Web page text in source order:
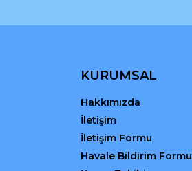
KURUMSAL
Hakkımızda
İletişim
İletişim Formu
Havale Bildirim Formu